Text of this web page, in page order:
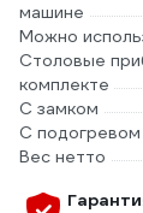
машине
Можно
Столовые
комплекте
С замком
С подогревом
Вес нетто